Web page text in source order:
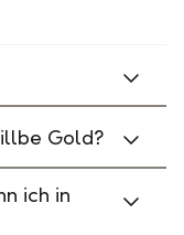
Gold?
ich in